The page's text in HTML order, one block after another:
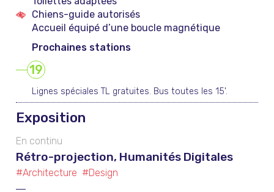
Chiens-guide autorisés
Accueil équipé d’une boucle magnétique
Prochaines stations
19
Lignes spéciales TL gratuites. Bus toutes les 15'.
Exposition
En continu
Rétro-projection, Humanités Digitales
#Architecture #Design